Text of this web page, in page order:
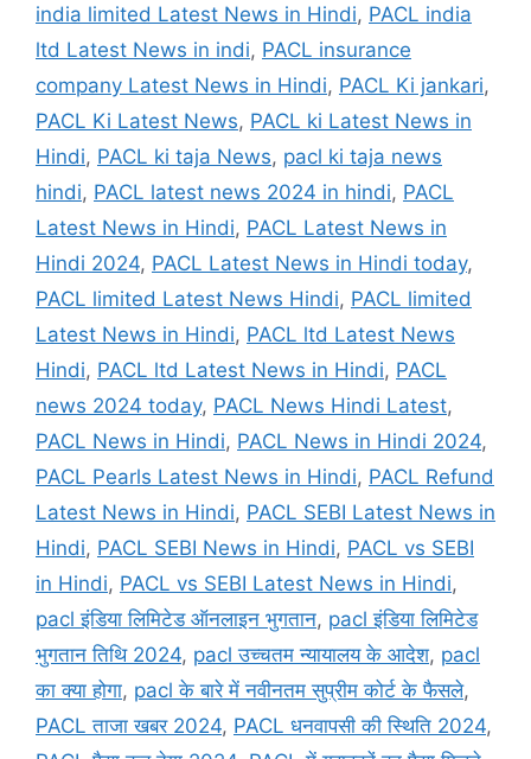
india limited Latest News in Hindi, PACL india
ltd Latest News in indi, PACL insurance
company Latest News in Hindi, PACL Ki jankari,
PACL Ki Latest News, PACL ki Latest News in
Hindi, PACL ki taja News, pacl ki taja news
hindi, PACL latest news 2024 in hindi, PACL
Latest News in Hindi, PACL Latest News in
Hindi 2024, PACL Latest News in Hindi today,
PACL limited Latest News Hindi, PACL limited
Latest News in Hindi, PACL ltd Latest News
Hindi, PACL ltd Latest News in Hindi, PACL
news 2024 today, PACL News Hindi Latest,
PACL News in Hindi, PACL News in Hindi 2024,
PACL Pearls Latest News in Hindi, PACL Refund
Latest News in Hindi, PACL SEBI Latest News in
Hindi, PACL SEBI News in Hindi, PACL vs SEBI
in Hindi, PACL vs SEBI Latest News in Hindi,
pacl इंडिया लिमिटेड ऑनलाइन भुगतान, pacl इंडिया लिमिटेड
भुगतान तिथि 2024, pacl उच्चतम न्यायालय के आदेश, pacl
का क्या होगा, pacl के बारे में नवीनतम सुप्रीम कोर्ट के फैसले,
PACL ताजा खबर 2024, PACL धनवापसी की स्थिति 2024,